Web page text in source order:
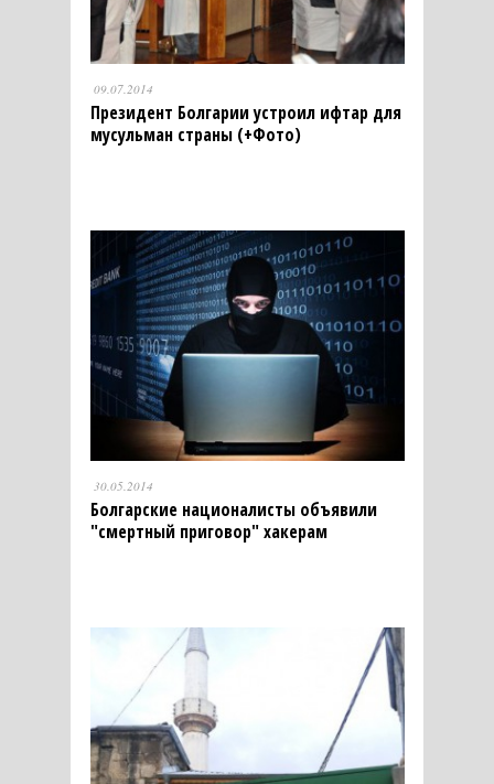
09.07.2014
Президент Болгарии устроил ифтар для
мусульман страны (+Фото)
30.05.2014
Болгарские националисты объявили
"смертный приговор" хакерам